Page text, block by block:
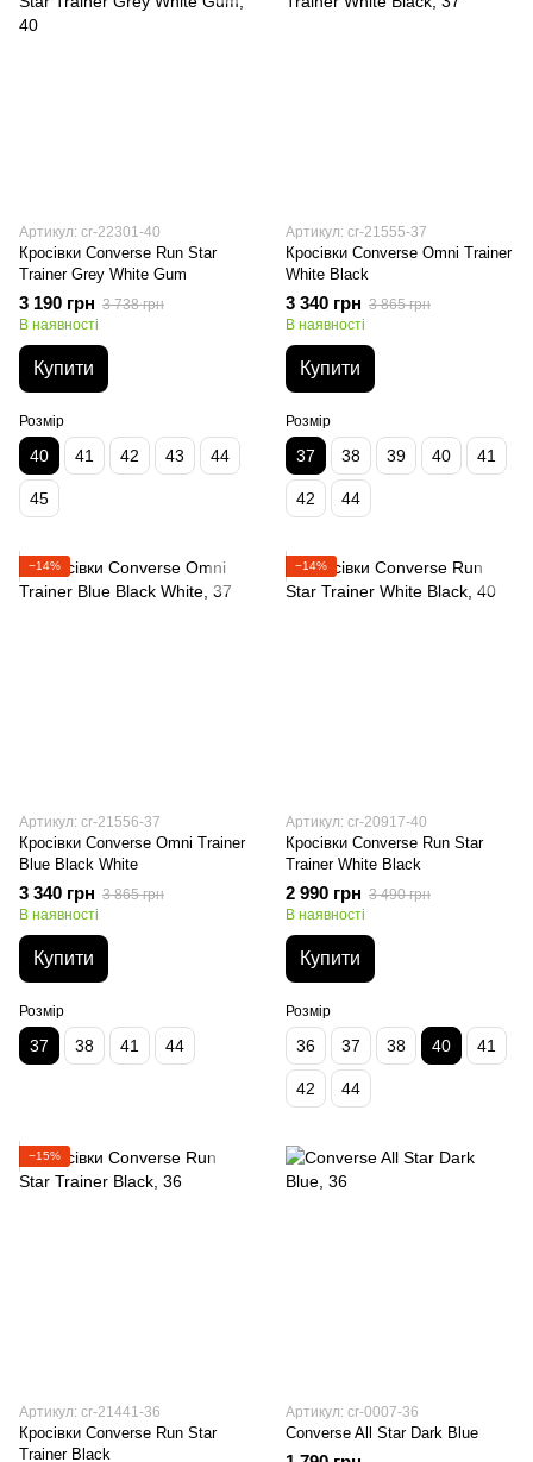
Артикул: cr-22301-40
Кросівки Converse Run Star
Trainer Grey White Gum
3 190 грн 3 738 грн
В наявності
Купити
Розмір
40 41 42 43 44
45
Артикул: cr-21555-37
Кросівки Converse Omni Trainer
White Black
3 340 грн 3 865 грн
В наявності
Купити
Розмір
37 38 39 40 41
42 44
−14%
Артикул: cr-21556-37
Кросівки Converse Omni Trainer
Blue Black White
3 340 грн 3 865 грн
В наявності
Купити
Розмір
37 38 41 44
−14%
Артикул: cr-20917-40
Кросівки Converse Run Star
Trainer White Black
2 990 грн 3 490 грн
В наявності
Купити
Розмір
36 37 38 40 41
42 44
−15%
Артикул: cr-21441-36
Кросівки Converse Run Star
Trainer Black
Артикул: cr-0007-36
Converse All Star Dark Blue